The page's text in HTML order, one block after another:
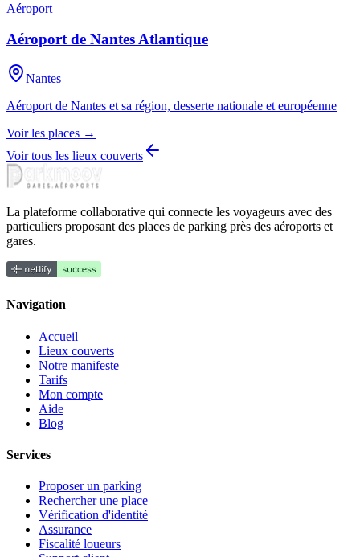
Aéroport
Aéroport de Nantes Atlantique
Nantes
Aéroport de Nantes et sa région, desserte nationale et européenne
Voir les places →
Voir tous les lieux couverts
La plateforme collaborative qui connecte les voyageurs avec des
particuliers proposant des places de parking près des aéroports et
gares.
Navigation
Accueil
Lieux couverts
Notre manifeste
Tarifs
Mon compte
Aide
Blog
Services
Proposer un parking
Rechercher une place
Vérification d'identité
Assurance
Fiscalité loueurs